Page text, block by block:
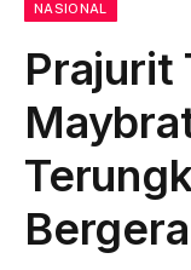
NASIONAL
Prajurit